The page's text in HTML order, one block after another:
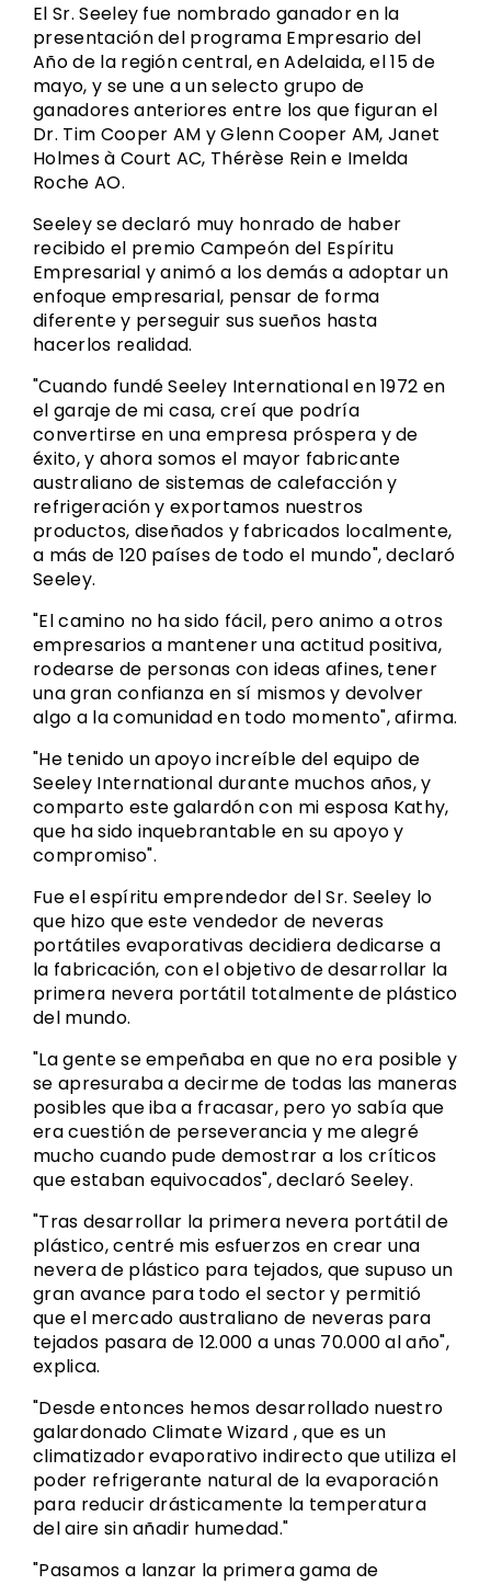
El Sr. Seeley fue nombrado ganador en la
presentación del programa Empresario del
Año de la región central, en Adelaida, el 15 de
mayo, y se une a un selecto grupo de
ganadores anteriores entre los que figuran el
Dr. Tim Cooper AM y Glenn Cooper AM, Janet
Holmes à Court AC, Thérèse Rein e Imelda
Roche AO.
Seeley se declaró muy honrado de haber
recibido el premio Campeón del Espíritu
Empresarial y animó a los demás a adoptar un
enfoque empresarial, pensar de forma
diferente y perseguir sus sueños hasta
hacerlos realidad.
"Cuando fundé Seeley International en 1972 en
el garaje de mi casa, creí que podría
convertirse en una empresa próspera y de
éxito, y ahora somos el mayor fabricante
australiano de sistemas de calefacción y
refrigeración y exportamos nuestros
productos, diseñados y fabricados localmente,
a más de 120 países de todo el mundo", declaró
Seeley.
"El camino no ha sido fácil, pero animo a otros
empresarios a mantener una actitud positiva,
rodearse de personas con ideas afines, tener
una gran confianza en sí mismos y devolver
algo a la comunidad en todo momento", afirma.
"He tenido un apoyo increíble del equipo de
Seeley International durante muchos años, y
comparto este galardón con mi esposa Kathy,
que ha sido inquebrantable en su apoyo y
compromiso".
Fue el espíritu emprendedor del Sr. Seeley lo
que hizo que este vendedor de neveras
portátiles evaporativas decidiera dedicarse a
la fabricación, con el objetivo de desarrollar la
primera nevera portátil totalmente de plástico
del mundo.
"La gente se empeñaba en que no era posible y
se apresuraba a decirme de todas las maneras
posibles que iba a fracasar, pero yo sabía que
era cuestión de perseverancia y me alegré
mucho cuando pude demostrar a los críticos
que estaban equivocados", declaró Seeley.
"Tras desarrollar la primera nevera portátil de
plástico, centré mis esfuerzos en crear una
nevera de plástico para tejados, que supuso un
gran avance para todo el sector y permitió
que el mercado australiano de neveras para
tejados pasara de 12.000 a unas 70.000 al año",
explica.
"Desde entonces hemos desarrollado nuestro
galardonado Climate Wizard , que es un
climatizador evaporativo indirecto que utiliza el
poder refrigerante natural de la evaporación
para reducir drásticamente la temperatura
del aire sin añadir humedad."
"Pasamos a lanzar la primera gama de